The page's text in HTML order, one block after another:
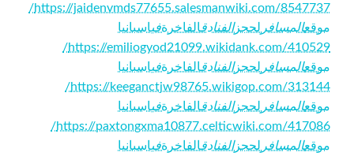
https://jaidenvmds77655.salesmanwiki.com/8547737/
موقعالمسافر لحجزالفنادقالفاخرةفياسبانيا
https://emiliogyod21099.wikidank.com/410529/
موقعالمسافر لحجزالفنادقالفاخرةفياسبانيا
https://keeganctjw98765.wikigop.com/313144/
موقعالمسافر لحجزالفنادقالفاخرةفياسبانيا
https://paxtongxma10877.celticwiki.com/417086/
موقعالمسافر لحجزالفنادقالفاخرةفياسبانيا